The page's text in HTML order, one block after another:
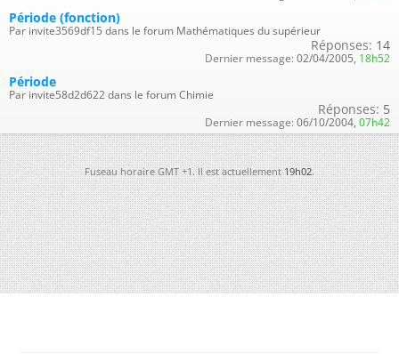
Période (fonction)
Par invite3569df15 dans le forum Mathématiques du supérieur
Réponses: 14
Dernier message: 02/04/2005, 18h52
Période
Par invite58d2d622 dans le forum Chimie
Réponses: 5
Dernier message: 06/10/2004, 07h42
Fuseau horaire GMT +1. Il est actuellement19h02.